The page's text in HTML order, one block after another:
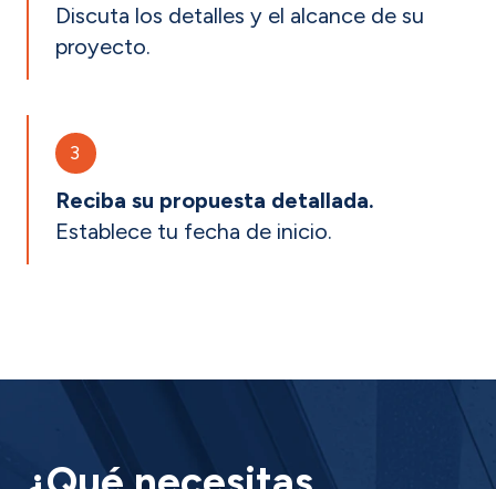
Discuta los detalles y el alcance de su
proyecto.
3
Reciba su propuesta detallada.
Establece tu fecha de inicio.